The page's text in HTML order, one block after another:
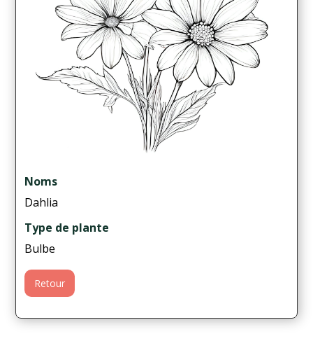
Noms
Dahlia
Type de plante
Bulbe
Retour